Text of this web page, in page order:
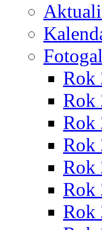
Rok
Rok
Rok
Rok
Rok
Rok
Rok